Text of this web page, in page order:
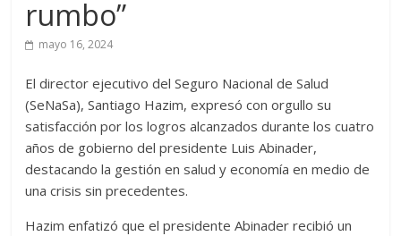
rumbo”
mayo 16, 2024
El director ejecutivo del Seguro Nacional de Salud
(SeNaSa), Santiago Hazim, expresó con orgullo su
satisfacción por los logros alcanzados durante los cuatro
años de gobierno del presidente Luis Abinader,
destacando la gestión en salud y economía en medio de
una crisis sin precedentes.
Hazim enfatizó que el presidente Abinader recibió un